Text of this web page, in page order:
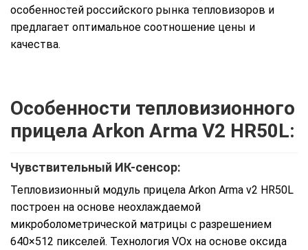
особенностей российского рынка тепловизоров и
предлагает оптимальное соотношение цены и
качества.
Особенности тепловизионного
прицела Arkon Arma V2 HR50L:
Чувствительный ИК-сенсор:
Тепловизионный модуль прицела Arkon Arma v2 HR50L
построен на основе неохлаждаемой
микроболометрической матрицы с разрешением
640×512 пикселей. Технология VOx на основе оксида